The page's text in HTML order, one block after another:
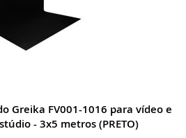
Greika FV001-1016 para vídeo e
- 3x5 metros (PRETO)